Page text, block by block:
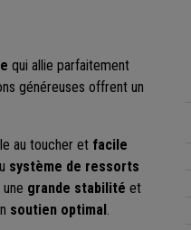
qui allie parfaitement
généreuses offrent un
au toucher et facile
système de ressorts
grande stabilité et
soutien optimal.